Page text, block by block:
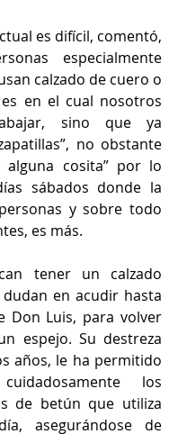
es difícil, comentó,
especialmente
calzado de cuero o
en el cual nosotros
sino que ya
no obstante
alguna cosita” por lo
sábados donde la
y sobre todo
es más.
tener un calzado
en acudir hasta
Don Luis, para volver
espejo. Su destreza
años, le ha permitido
los
de betún que utiliza
asegurándose de